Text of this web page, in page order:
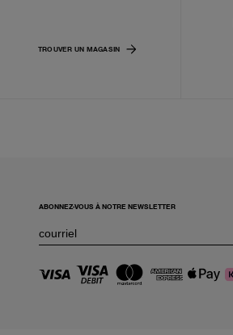
TROUVER UN MAGASIN
ABONNEZ-VOUS À NOTRE NEWSLETTER